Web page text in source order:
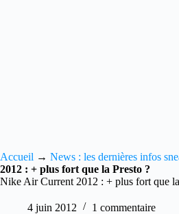
Accueil → News : les dernières infos
2012 : + plus fort que la Presto ?
Nike Air Current 2012 : + plus fort que
4 juin 2012 1 commentaire